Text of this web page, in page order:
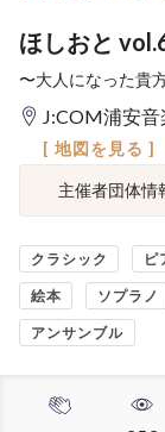
ほしおと
〜大人になった貴
J:COM浦安
[ 地図を見る ]
主催者団体情
クラシック ピ
絵本 ソプラノ
アンサンブル